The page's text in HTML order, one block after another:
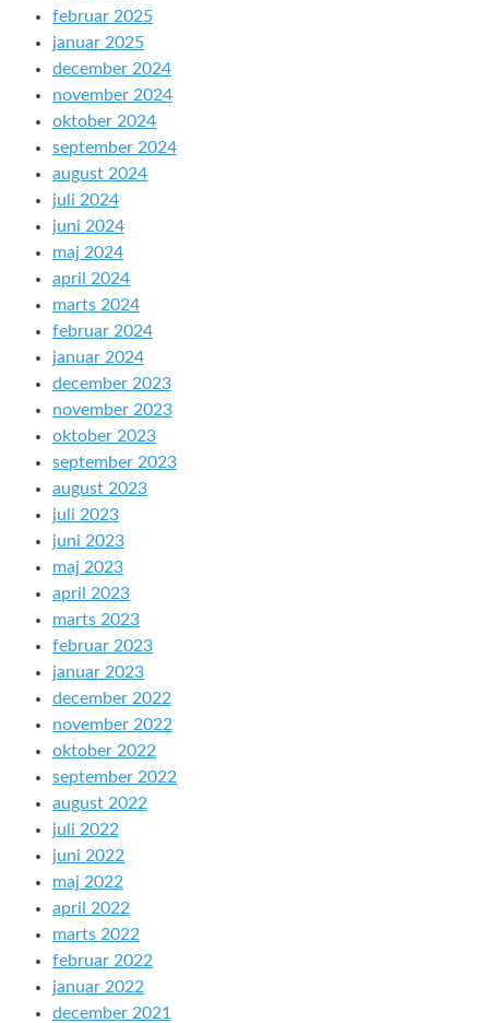
februar 2025
januar 2025
december 2024
november 2024
oktober 2024
september 2024
august 2024
juli 2024
juni 2024
maj 2024
april 2024
marts 2024
februar 2024
januar 2024
december 2023
november 2023
oktober 2023
september 2023
august 2023
juli 2023
juni 2023
maj 2023
april 2023
marts 2023
februar 2023
januar 2023
december 2022
november 2022
oktober 2022
september 2022
august 2022
juli 2022
juni 2022
maj 2022
april 2022
marts 2022
februar 2022
januar 2022
december 2021